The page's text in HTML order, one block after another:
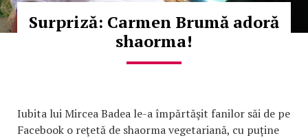
Surpriză: Carmen Brumă adoră
shaorma!
Iubita lui Mircea Badea le-a împărtăşit fanilor săi de pe
Facebook o reţetă de shaorma vegetariană, cu puține